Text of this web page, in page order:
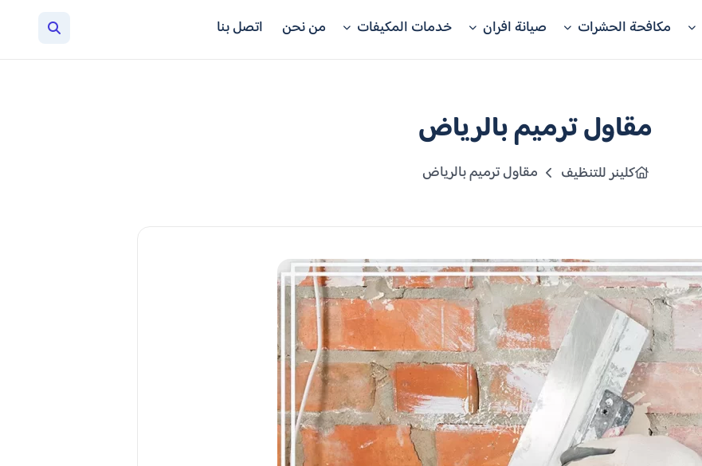
مكافحة الحشرات صيانة افران خدمات المكيفات من نحن اتصل بنا
مقاول ترميم بالرياض
كلينر للتنظيف مقاول ترميم بالرياض